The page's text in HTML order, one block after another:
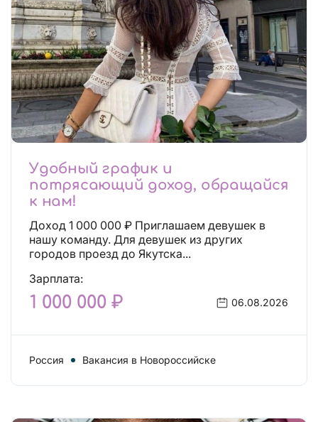
Удобный график и
потрясающий доход, обращайся
к нам!
Доход 1 000 000 ₽ Приглашаем девушек в
нашу команду. Для девушек из других
городов проезд до Якутска...
Зарплата:
1 000 000 ₽ 06.08.2026
Россия Вакансия в Новороссийске